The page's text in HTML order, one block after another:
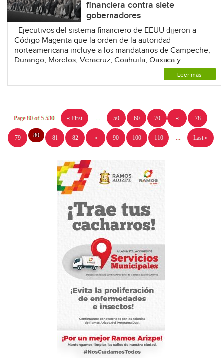
financiera contra siete
gobernadores
Ejecutivos del sistema financiero de EEUU dijeron a
Código Magenta que la orden de la autoridad
norteamericana incluye a los mandatarios de Campeche,
Durango, Morelos, Veracruz, Coahuila, Oaxaca y...
Leer más
Page 80 of 5.530 « First 50 60 70 « 78
79 80 81 82 » 90 100 110 Last »